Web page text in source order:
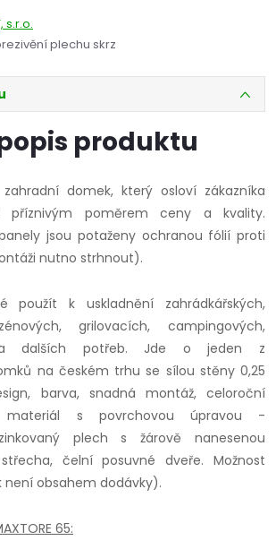
s.r.o.
plechu skrz
produktu
domek, který osloví zákazníka
příznivým poměrem ceny a kvality.
jsou potaženy ochranou fólií proti
nutno strhnout).
použít k uskladnění zahrádkářských,
grilovacích, campingových,
a dalších potřeb. Jde o jeden z
na českém trhu se sílou stěny 0,25
barva, snadná montáž, celoroční
materiál s povrchovou úpravou -
plech s žárově nanesenou
čelní posuvné dveře. Možnost
obsahem dodávky).
65: